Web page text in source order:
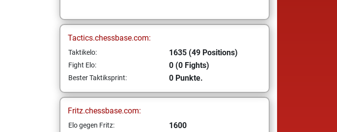
Tactics.chessbase.com:
Taktikelo: 1635 (49 Positions)
Fight Elo: 0 (0 Fights)
Bester Taktiksprint: 0 Punkte.
Fritz.chessbase.com:
Elo gegen Fritz: 1600